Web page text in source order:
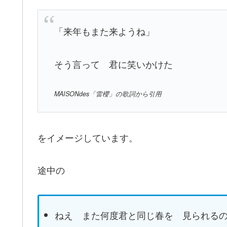
「来年もまた来ようね」
そう言って 君に笑いかけた
MAISONdes「雷櫻」の歌詞から引用
をイメージしています。
途中の
ねえ また何度君と同じ春を 見られる